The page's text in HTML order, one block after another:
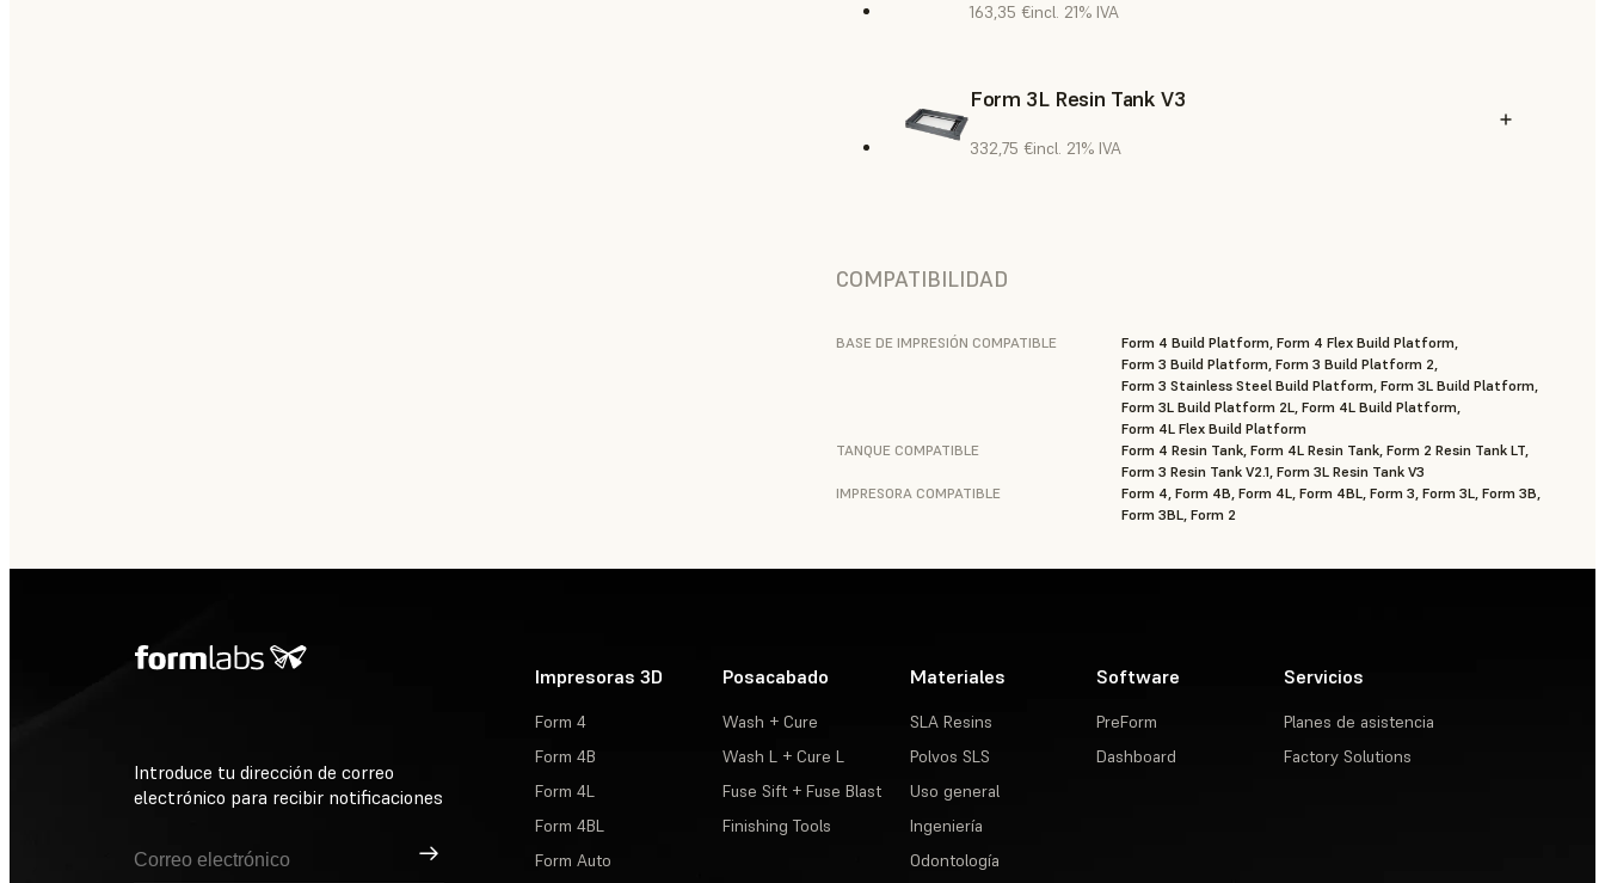
163,35 €incl. 21% IVA
Form 3L Resin Tank V3
332,75 €incl. 21% IVA
COMPATIBILIDAD
BASE DE IMPRESIÓN COMPATIBLE
Form 4 Build Platform, Form 4 Flex Build Platform,
Form 3 Build Platform, Form 3 Build Platform 2,
Form 3 Stainless Steel Build Platform, Form 3L Build Platform,
Form 3L Build Platform 2L, Form 4L Build Platform,
Form 4L Flex Build Platform
TANQUE COMPATIBLE
Form 4 Resin Tank, Form 4L Resin Tank, Form 2 Resin Tank LT,
Form 3 Resin Tank V2.1, Form 3L Resin Tank V3
IMPRESORA COMPATIBLE
Form 4, Form 4B, Form 4L, Form 4BL, Form 3, Form 3L, Form 3B,
Form 3BL, Form 2
Introduce tu dirección de correo
electrónico para recibir notificaciones
Suscribirse
Impresoras 3D
Form 4
Form 4B
Form 4L
Form 4BL
Form Auto
Posacabado
Wash + Cure
Wash L + Cure L
Fuse Sift + Fuse Blast
Finishing Tools
Materiales
SLA Resins
Polvos SLS
Uso general
Ingeniería
Odontología
Software
PreForm
Dashboard
Servicios
Planes de asistencia
Factory Solutions